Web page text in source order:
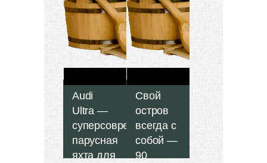
Audi
Ultra —
суперсовременная
парусная
яхта для
Свой
остров
всегда с
собой —
90